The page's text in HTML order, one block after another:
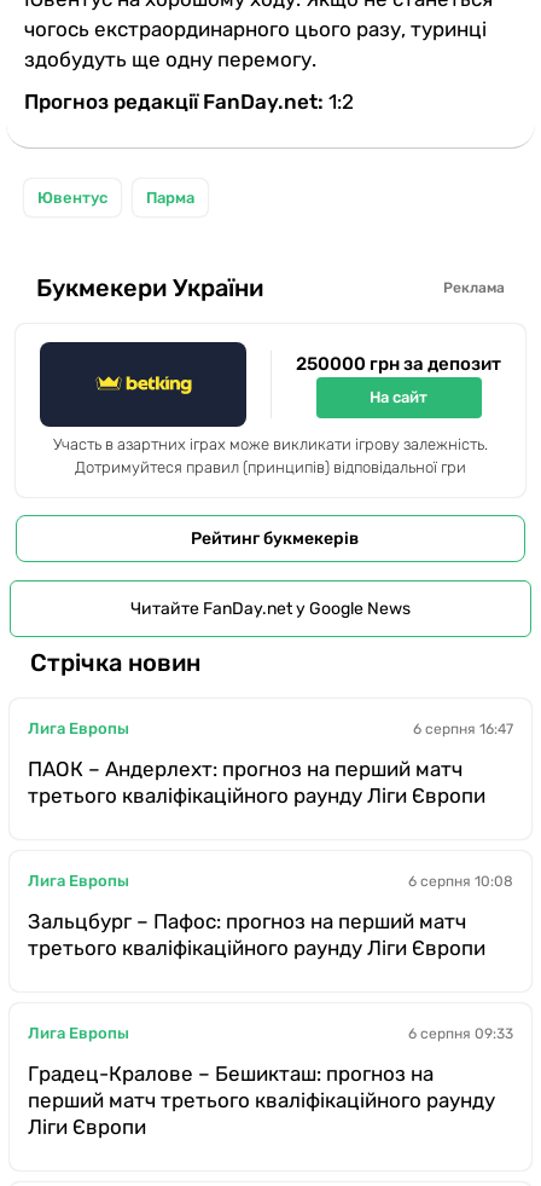
чогось екстраординарного цього разу, туринці
здобудуть ще одну перемогу.
Прогноз редакції FanDay.net: 1:2
Ювентус Парма
Букмекери України Реклама
250000 грн за депозит
На сайт
Участь в азартних іграх може викликати ігрову залежність.
Дотримуйтеся правил (принципів) відповідальної гри
Рейтинг букмекерів
Читайте FanDay.net у Google News
Стрічка новин
Лига Европы 6 серпня 16:47
ПАОК – Андерлехт: прогноз на перший матч
третього кваліфікаційного раунду Ліги Європи
Лига Европы 6 серпня 10:08
Зальцбург – Пафос: прогноз на перший матч
третього кваліфікаційного раунду Ліги Європи
Лига Европы 6 серпня 09:33
Градец-Кралове – Бешикташ: прогноз на
перший матч третього кваліфікаційного раунду
Ліги Європи